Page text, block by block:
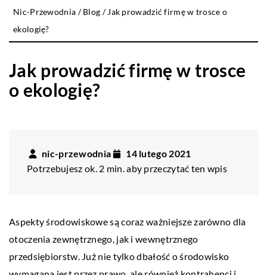
Nic-Przewodnia /Blog / Jak prowadzić firmę w trosce o
ekologię?
Jak prowadzić firmę w trosce
o ekologię?
nic-przewodnia
14 lutego 2021
Potrzebujesz ok. 2 min. aby przeczytać ten wpis
Aspekty środowiskowe są coraz ważniejsze zarówno dla
otoczenia zewnętrznego, jak i wewnętrznego
przedsiębiorstw. Już nie tylko dbałość o środowisko